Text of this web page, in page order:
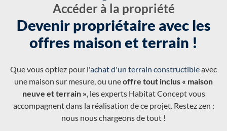
Accéder à la propriété
Devenir propriétaire avec les
offres maison et terrain !
Que vous optiez pour l'achat d'un terrain constructibleavec
une maison sur mesure, ou uneoffre tout inclus « maison
neuve et terrain », les experts Habitat Concept vous
accompagnent dans la réalisation de ce projet. Restez zen :
nous nous chargeons de tout !